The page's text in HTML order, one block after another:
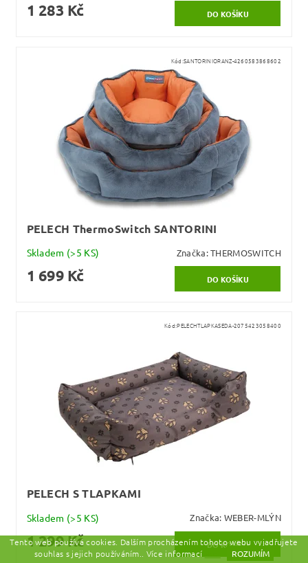
1 283 Kč
Kód:SANTORINIORANZ-4260583868602
PELECH ThermoSwitch SANTORINI
Skladem (>5 KS) Značka:THERMOSWITCH
1 699 Kč
Kód:PELECHTLAPKASEDA-2075423058400
PELECH S TLAPKAMI
Skladem (>5 KS) Značka: WEBER-MLÝN
1 299 Kč
Tento web používá cookies. Dalším procházením tohoto webu vyjadřujete
souhlas s jejich používáním.. Více informací
ROZUMÍM